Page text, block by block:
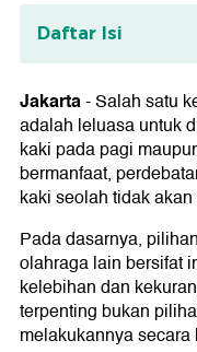
Daftar Isi
Bagaimana
Jakarta-Salah satu
adalah leluasa untuk
kaki pada pagi
bermanfaat,
kaki seolah tidak
Pada dasarnya,
olahraga lain bersifat
kelebihan dan
terpenting bukan
melakukannya secara